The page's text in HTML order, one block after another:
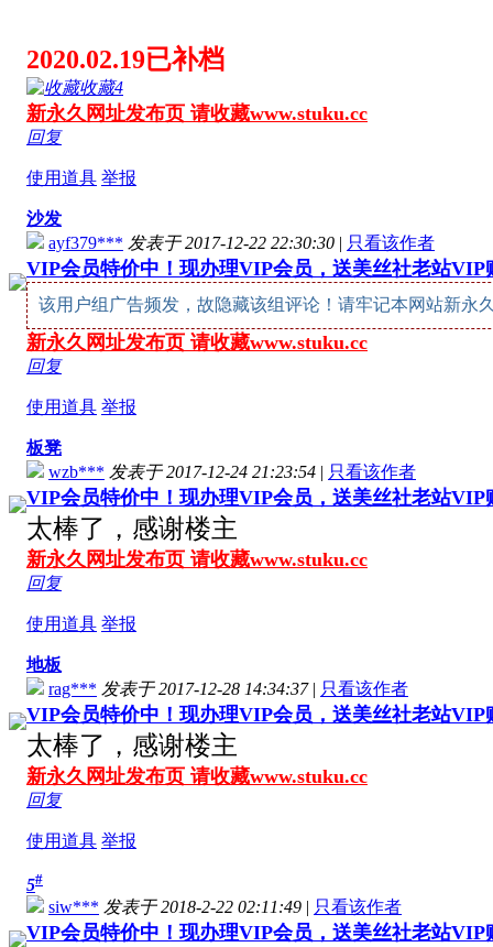
2020.02.19已补档
收藏4
新永久网址发布页 请收藏www.stuku.cc
回复
使用道具 举报
沙发
ayf379*** 发表于 2017-12-22 22:30:30 | 只看该作者
VIP会员特价中！现办理VIP会员，送美丝社老站VIP
该用户组广告频发，故隐藏该组评论！请牢记本网站新永
新永久网址发布页 请收藏www.stuku.cc
回复
使用道具 举报
板凳
wzb*** 发表于 2017-12-24 21:23:54 | 只看该作者
VIP会员特价中！现办理VIP会员，送美丝社老站VIP
太棒了，感谢楼主
新永久网址发布页 请收藏www.stuku.cc
回复
使用道具 举报
地板
rag*** 发表于 2017-12-28 14:34:37 | 只看该作者
VIP会员特价中！现办理VIP会员，送美丝社老站VIP
太棒了，感谢楼主
新永久网址发布页 请收藏www.stuku.cc
回复
使用道具 举报
5#
siw*** 发表于 2018-2-22 02:11:49 | 只看该作者
VIP会员特价中！现办理VIP会员，送美丝社老站VIP